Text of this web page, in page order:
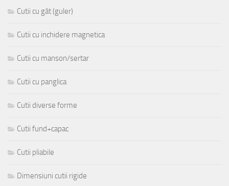
Cutii cu gât (guler)
Cutii cu inchidere magnetica
Cutii cu manson/sertar
Cutii cu panglica
Cutii diverse forme
Cutii fund+capac
Cutii pliabile
Dimensiuni cutii rigide